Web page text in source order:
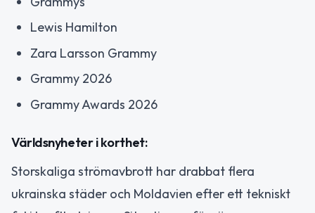
Lewis Hamilton
Zara Larsson Grammy
Grammy 2026
Grammy Awards 2026
Världsnyheter i korthet:
Storskaliga strömavbrott har drabbat flera
ukrainska städer och Moldavien efter ett tekniskt